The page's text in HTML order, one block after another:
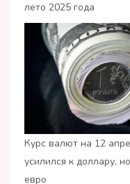
лето 2025 года
Курс валют на 12
усилился к доллару,
евро